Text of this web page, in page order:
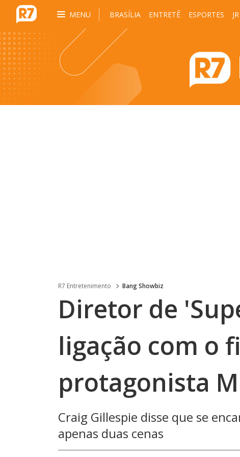
MENU BRASÍLIA ENTRETÊ ESPORTES
R7 Entretenimento Bang Showbiz
Diretor de
ligação com o
protagonista
Craig Gillespie disse que se
apenas duas cenas